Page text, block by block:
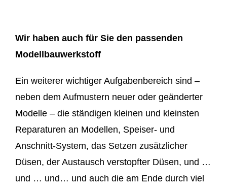
Wir haben auch für Sie den passenden
Modellbauwerkstoff
Ein weiterer wichtiger Aufgabenbereich sind –
neben dem Aufmustern neuer oder geänderter
Modelle – die ständigen kleinen und kleinsten
Reparaturen an Modellen, Speiser- und
Anschnitt-System, das Setzen zusätzlicher
Düsen, der Austausch verstopfter Düsen, und …
und … und… und auch die am Ende durch viel